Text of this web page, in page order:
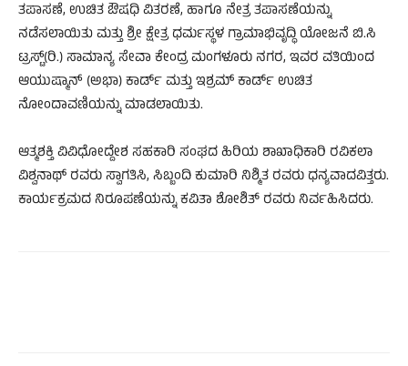
ತಪಾಸಣೆ, ಉಚಿತ ಔಷಧಿ ವಿತರಣೆ, ಹಾಗೂ ನೇತ್ರ ತಪಾಸಣೆಯನ್ನು
ನಡೆಸಲಾಯಿತು ಮತ್ತು ಶ್ರೀ ಕ್ಷೇತ್ರ ಧರ್ಮಸ್ಥಳ ಗ್ರಾಮಾಭಿವೃದ್ಧಿ ಯೋಜನೆ ಬಿ.ಸಿ
ಟ್ರಸ್ಟ್(ರಿ.) ಸಾಮಾನ್ಯ ಸೇವಾ ಕೇಂದ್ರ ಮಂಗಳೂರು ನಗರ, ಇವರ ವತಿಯಿಂದ
ಆಯುಷ್ಮಾನ್ (ಅಭಾ) ಕಾರ್ಡ್ ಮತ್ತು ಇಶ್ರಮ್ ಕಾರ್ಡ್ ಉಚಿತ
ನೋಂದಾವಣಿಯನ್ನು ಮಾಡಲಾಯಿತು.
ಆತ್ಮಶಕ್ತಿ ವಿವಿಧೋದ್ದೇಶ ಸಹಕಾರಿ ಸಂಘದ ಹಿರಿಯ ಶಾಖಾಧಿಕಾರಿ ರವಿಕಲಾ
ವಿಶ್ವನಾಥ್ ರವರು ಸ್ವಾಗತಿಸಿ, ಸಿಬ್ಬಂದಿ ಕುಮಾರಿ ನಿಶ್ಮಿತ ರವರು ಧನ್ಯವಾದವಿತ್ತರು.
ಕಾರ್ಯಕ್ರಮದ ನಿರೂಪಣೆಯನ್ನು ಕವಿತಾ ಶೋಶಿತ್ ರವರು ನಿರ್ವಹಿಸಿದರು.